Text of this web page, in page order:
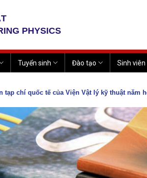
PHYSICS
Tuyển sinh Đào tạo Sinh viên
tạp chí quốc tế của Viện Vật lý kỹ thuật năm